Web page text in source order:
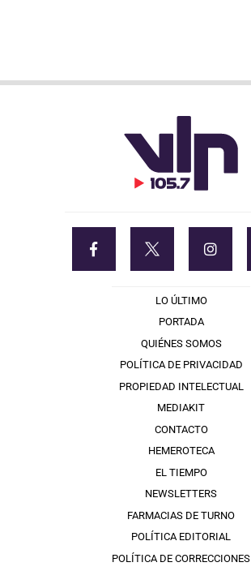
LO ÚLTIMO
PORTADA
QUIÉNES SOMOS
POLÍTICA DE PRIVACIDAD
PROPIEDAD INTELECTUAL
MEDIAKIT
CONTACTO
HEMEROTECA
EL TIEMPO
NEWSLETTERS
FARMACIAS DE TURNO
POLÍTICA EDITORIAL
POLÍTICA DE CORRECCIONES